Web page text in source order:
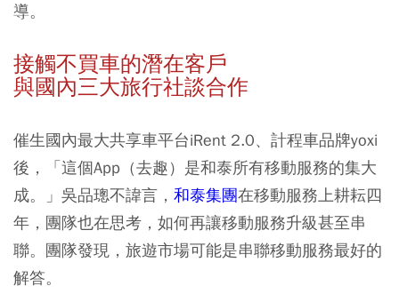
導。
接觸不買車的潛在客戶
與國內三大旅行社談合作
催生國內最大共享車平台iRent 2.0、計程車品牌yoxi
後，「這個App（去趣）是和泰所有移動服務的集大
成。」吳品璁不諱言， 和泰集團在移動服務上耕耘四
年，團隊也在思考，如何再讓移動服務升級甚至串
聯。團隊發現，旅遊市場可能是串聯移動服務最好的
解答。